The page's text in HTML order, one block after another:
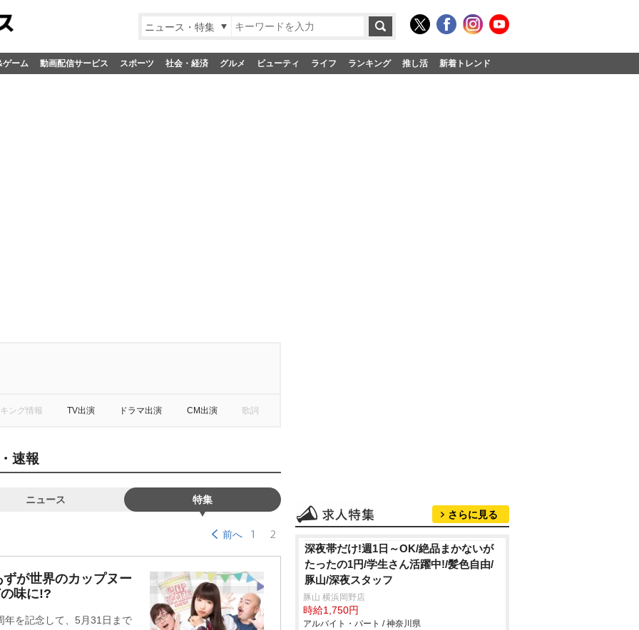
ニュース・特集
ゲーム 動画配信サービス スポーツ 社会・経済 グルメ ビューティ ライフ ランキング 推し活 新着トレンド
ング情報 TV出演 ドラマ出演 CM出演 歌詞
速報
ニュース 特集
前へ 1 2
が世界のカップヌー
味に!?
年を記念して、5月31日まで
さらに見る
深夜帯だけ!週1日～OK/絶品まかないが
たったの1円/学生さん活躍中!/髪色自由/
豚山/深夜スタッフ
豚山 横浜岡野店
時給1,750円
アルバイト・パート / 神奈川県